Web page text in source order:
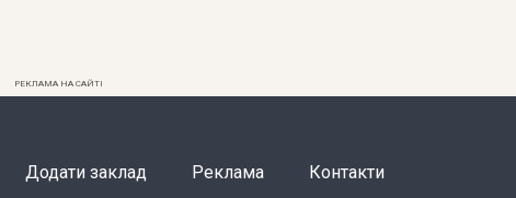
РЕКЛАМА НА САЙТІ
Додати заклад Реклама Контакти